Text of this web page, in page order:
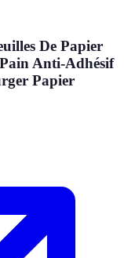
De Papier
Anti-Adhésif
Papier